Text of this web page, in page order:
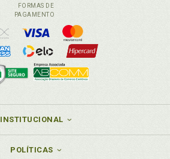
FORMAS DE
PAGAMENTO
INSTITUCIONAL
POLÍTICAS